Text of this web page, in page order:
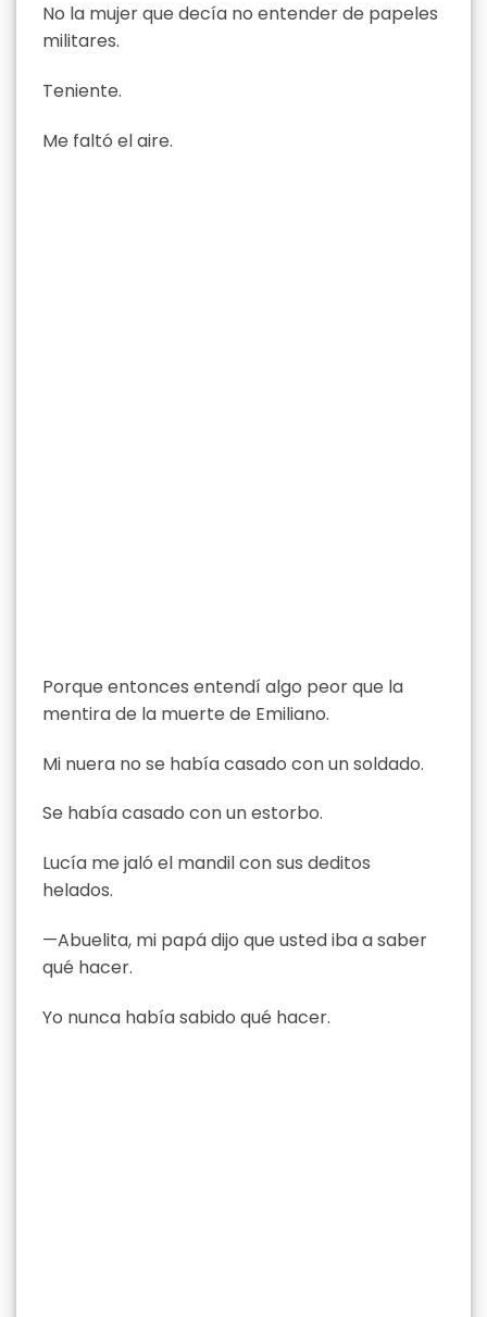
No la mujer que decía no entender de papeles
militares.
Teniente.
Me faltó el aire.
Porque entonces entendí algo peor que la
mentira de la muerte de Emiliano.
Mi nuera no se había casado con un soldado.
Se había casado con un estorbo.
Lucía me jaló el mandil con sus deditos
helados.
—Abuelita, mi papá dijo que usted iba a saber
qué hacer.
Yo nunca había sabido qué hacer.